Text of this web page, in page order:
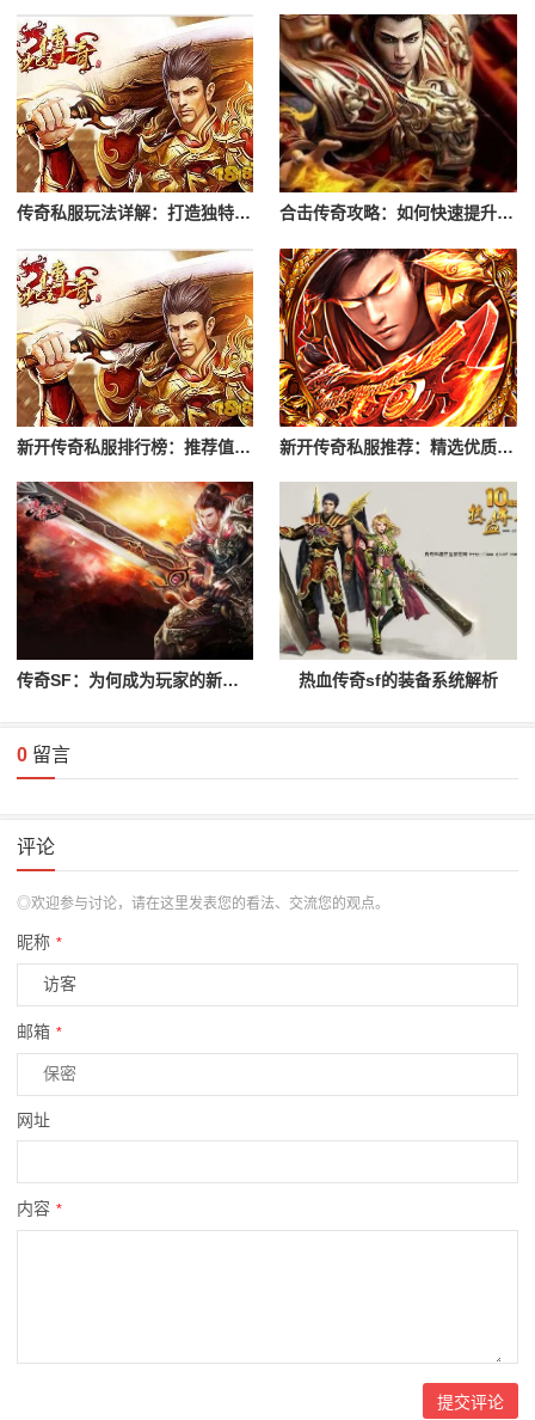
传奇私服玩法详解：打造独特游戏体验 合击传奇攻略：如何快速提升实力
新开传奇私服排行榜：推荐值得一玩的私服 新开传奇私服推荐：精选优质游戏服务器
传奇SF：为何成为玩家的新宠？ 热血传奇sf的装备系统解析
0 留言
评论
◎欢迎参与讨论，请在这里发表您的看法、交流您的观点。
昵称 *
邮箱 *
网址
内容 *